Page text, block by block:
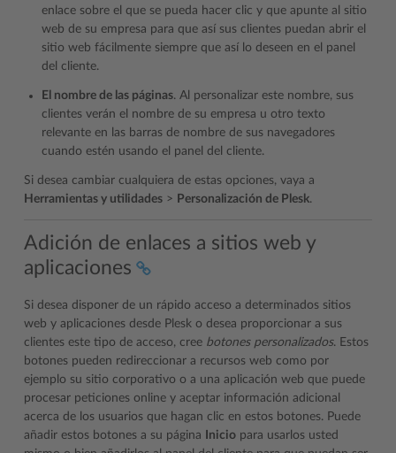
enlace sobre el que se pueda hacer clic y que apunte al sitio
web de su empresa para que así sus clientes puedan abrir el
sitio web fácilmente siempre que así lo deseen en el panel
del cliente.
El nombre de las páginas. Al personalizar este nombre, sus
clientes verán el nombre de su empresa u otro texto
relevante en las barras de nombre de sus navegadores
cuando estén usando el panel del cliente.
Si desea cambiar cualquiera de estas opciones, vaya a
Herramientas y utilidades > Personalización de Plesk.
Adición de enlaces a sitios web y
aplicaciones
Si desea disponer de un rápido acceso a determinados sitios
web y aplicaciones desde Plesk o desea proporcionar a sus
clientes este tipo de acceso, cree botones personalizados. Estos
botones pueden redireccionar a recursos web como por
ejemplo su sitio corporativo o a una aplicación web que puede
procesar peticiones online y aceptar información adicional
acerca de los usuarios que hagan clic en estos botones. Puede
añadir estos botones a su página
Inicio para usarlos usted